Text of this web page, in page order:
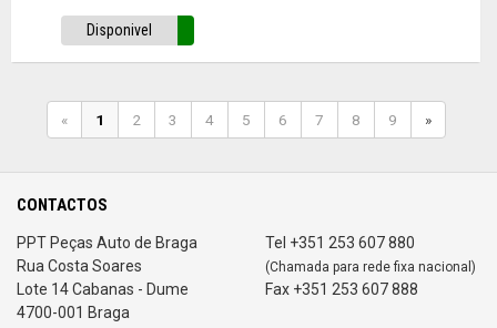
Disponivel
« 1 2 3 4 5 6 7 8 9 »
CONTACTOS
PPT Peças Auto de Braga
Rua Costa Soares
Lote 14 Cabanas - Dume
4700-001 Braga
Tel +351 253 607 880
(Chamada para rede fixa nacional)
Fax +351 253 607 888